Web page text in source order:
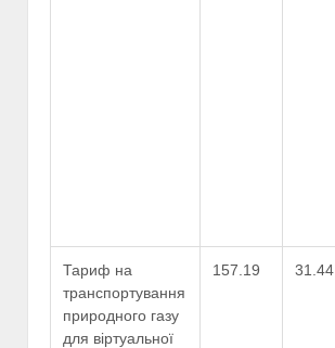
Тариф на
транспортування
природного газу
для віртуальної
157.19 31.44